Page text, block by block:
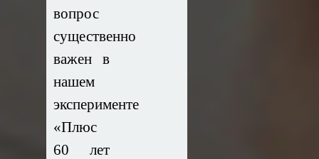
вопрос
существенно
важен в
нашем
эксперименте
«Плюс
60 лет